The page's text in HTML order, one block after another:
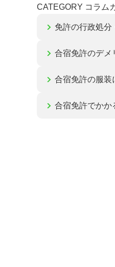
CATEGORY コラム
免許の行政処分
合宿免許のデメ
合宿免許の服装
合宿免許でかか